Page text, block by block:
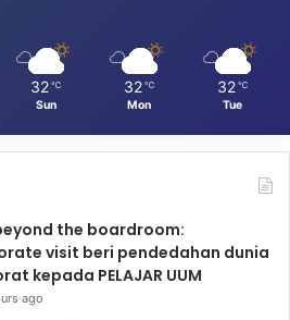
32 ℃
Sun
32 ℃
Mon
32 ℃
Tue
the boardroom:
visit beri pendedahan dunia
kepada PELAJAR UUM
ago